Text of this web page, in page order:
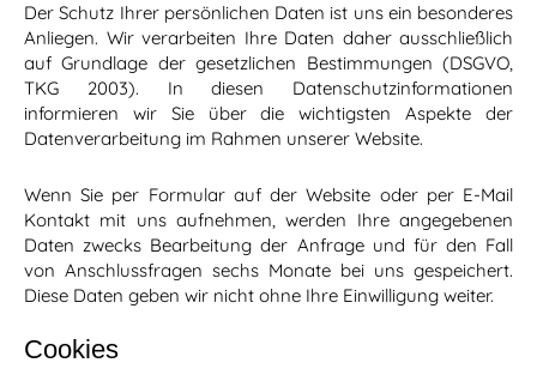
Der Schutz Ihrer persönlichen Daten ist uns ein besonderes
Anliegen. Wir verarbeiten Ihre Daten daher ausschließlich
auf Grundlage der gesetzlichen Bestimmungen (DSGVO,
TKG 2003). In diesen Datenschutzinformationen
informieren wir Sie über die wichtigsten Aspekte der
Datenverarbeitung im Rahmen unserer Website.
Wenn Sie per Formular auf der Website oder per E-Mail
Kontakt mit uns aufnehmen, werden Ihre angegebenen
Daten zwecks Bearbeitung der Anfrage und für den Fall
von Anschlussfragen sechs Monate bei uns gespeichert.
Diese Daten geben wir nicht ohne Ihre Einwilligung weiter.
Cookies